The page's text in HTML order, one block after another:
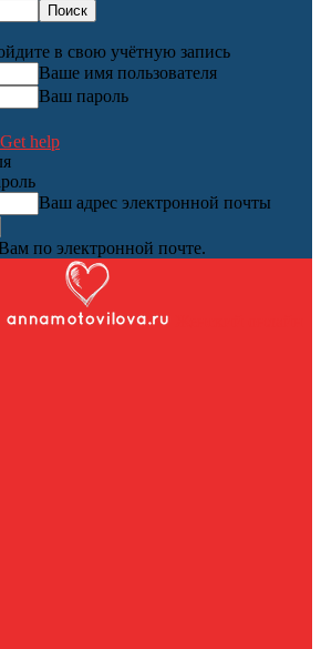
в свою учётную запись
Ваше имя пользователя
Ваш пароль
help
Ваш адрес электронной почты
по электронной почте.